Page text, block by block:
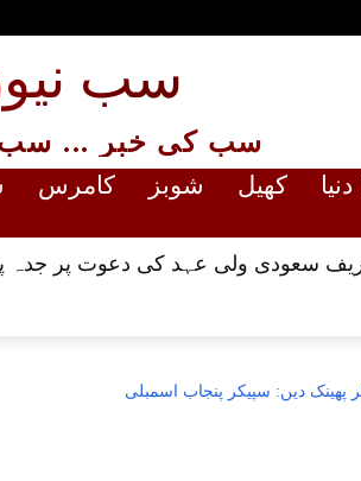
سب
سب کی خبر ... سب
دنیا کھیل شوبز کامرس
سعودی ولی عہد کی دعوت پر جدہ